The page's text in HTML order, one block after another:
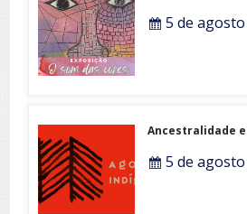
5 de
Ancestralidade
5 de